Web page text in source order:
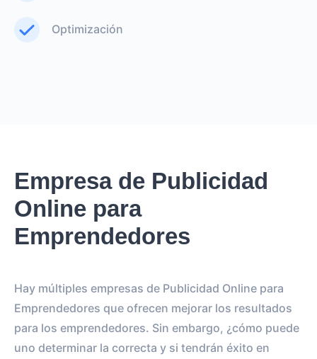
Optimización
Empresa de Publicidad
Online para
Emprendedores
Hay múltiples empresas de Publicidad Online para
Emprendedores que ofrecen mejorar los resultados
para los emprendedores. Sin embargo, ¿cómo puede
uno determinar la correcta y si tendrán éxito en